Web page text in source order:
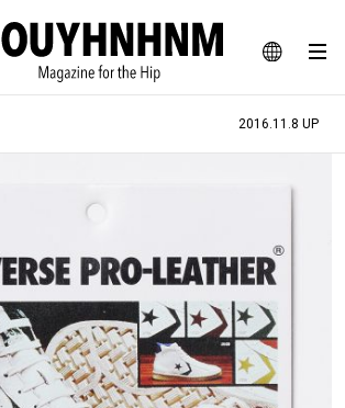
JA
EN
BLOG SNAP
ション、カルチャー、ライフスタイルWEBマガジン
DESIGNS #古着サミット
#マイナーグッド図鑑
ん。 #MONTHLY JOURNAL
以 #フイナムのYouTube
2016.11.8 UP